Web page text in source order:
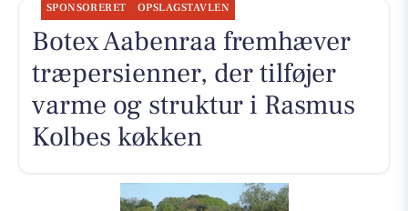
SPONSORERET OPSLAGSTAVLEN
Botex Aabenraa fremhæver
træpersienner, der tilføjer
varme og struktur i Rasmus
Kolbes køkken